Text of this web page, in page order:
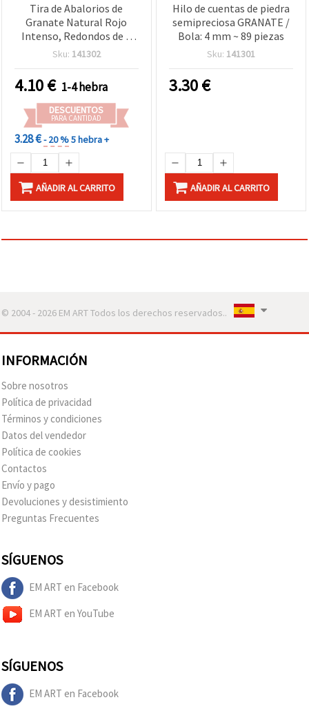
Tira de Abalorios de
Granate Natural Rojo
Intenso, Redondos de 6
mm, aprox. 68 uds –
para Bisutería Artesanal y
Manualidades
Sku: 141302
4.10€ 1-4 hebra
DESCUENTOS
PARA CANTIDAD
3.28 €- 20 %5 hebra +
AÑADIR AL CARRITO
Hilo de cuentas de piedra
semipreciosa GRANATE /
Bola: 4 mm ~ 89 piezas
Sku: 141301
3.30€
AÑADIR AL CARRITO
© 2004 - 2026 EM ART Todos los derechos reservados..
INFORMACIÓN
Sobre nosotros
Política de privacidad
Términos y condiciones
Datos del vendedor
Política de cookies
Contactos
Envío y pago
Devoluciones y desistimiento
Preguntas Frecuentes
SÍGUENOS
EM ART en Facebook
EM ART en YouTube
SÍGUENOS
EM ART en Facebook